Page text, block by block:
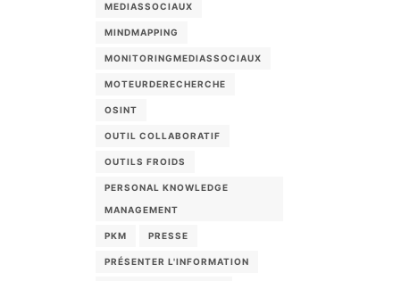
MEDIASSOCIAUX
MINDMAPPING
MONITORINGMEDIASSOCIAUX
MOTEURDERECHERCHE
OSINT
OUTIL COLLABORATIF
OUTILS FROIDS
PERSONAL KNOWLEDGE
MANAGEMENT
PKM PRESSE
PRÉSENTER L'INFORMATION